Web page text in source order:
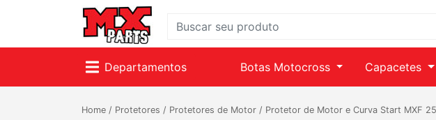
Departamentos Botas Motocross Capacetes
Home / Protetores / Protetores de Motor / Protetor de Motor e Curva Start MXF